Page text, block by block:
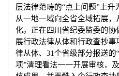
层法律范畴的“点上问题”上升
从一地一域向全省全域拓展
化。正在四川省纪委监委的
展行政法律从体和行政查抄事
律从体、31个省级部分报送
项”清理看法一一开展审核，